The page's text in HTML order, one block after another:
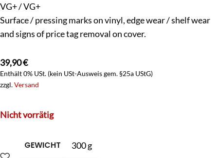
VG+ / VG+
Surface / pressing marks on vinyl, edge wear / shelf wear
and signs of price tag removal on cover.
39,90€
Enthält 0% USt. (kein USt-Ausweis gem. §25a UStG)
zzgl.Versand
Nicht vorrätig
GEWICHT 300 g